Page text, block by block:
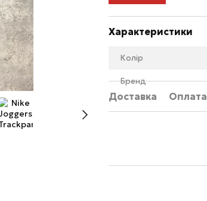
Характеристики
Колір
Бренд
Доставка Оплата